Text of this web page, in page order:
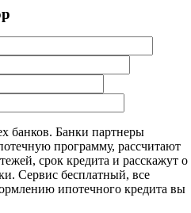
банков. Банки партнеры
программу, рассчитают
срок кредита и расскажут о
Сервис бесплатный, все
ипотечного кредита вы